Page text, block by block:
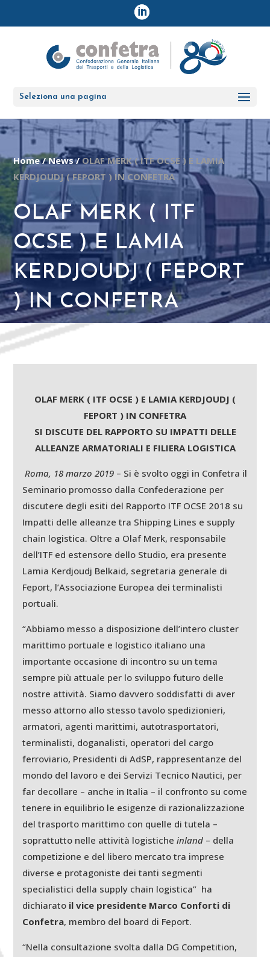
Seleziona una pagina
Home/News/ OLAF MERK ( ITF OCSE ) E LAMIA
KERDJOUDJ ( FEPORT ) IN CONFETRA
OLAF MERK ( ITF
OCSE ) E LAMIA
KERDJOUDJ ( FEPORT
) IN CONFETRA
OLAF MERK ( ITF OCSE ) E LAMIA KERDJOUDJ (
FEPORT ) IN CONFETRA
SI DISCUTE DEL RAPPORTO SU IMPATTI DELLE
ALLEANZE ARMATORIALI E FILIERA LOGISTICA
Roma, 18 marzo 2019 – Si è svolto oggi in Confetra il
Seminario promosso dalla Confederazione per
discutere degli esiti del Rapporto ITF OCSE 2018 su
Impatti delle alleanze tra Shipping Lines e supply
chain logistica. Oltre a Olaf Merk, responsabile
dell’ITF ed estensore dello Studio, era presente
Lamia Kerdjoudj Belkaid, segretaria generale di
Feport, l’Associazione Europea dei terminalisti
portuali.
“Abbiamo messo a disposizione dell’intero cluster
marittimo portuale e logistico italiano una
importante occasione di incontro su un tema
sempre più attuale per lo sviluppo futuro delle
nostre attività. Siamo davvero soddisfatti di aver
messo attorno allo stesso tavolo spedizionieri,
armatori, agenti marittimi, autotrasportatori,
terminalisti, doganalisti, operatori del cargo
ferroviario, Presidenti di AdSP, rappresentanze del
mondo del lavoro e dei Servizi Tecnico Nautici, per
far decollare – anche in Italia – il confronto su come
tenere in equilibrio le esigenze di razionalizzazione
del trasporto marittimo con quelle di tutela –
soprattutto nelle attività logisticheinland – della
competizione e del libero mercato tra imprese
diverse e protagoniste dei tanti segmenti
specialistici della supply chain logistica” ha
dichiarato il vice presidente Marco Conforti di
Confetra, membro del board di Feport.
“Nella consultazione svolta dalla DG Competition,